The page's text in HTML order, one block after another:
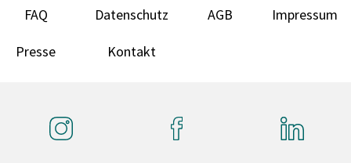
FAQ Datenschutz AGB Impressum
Presse Kontakt